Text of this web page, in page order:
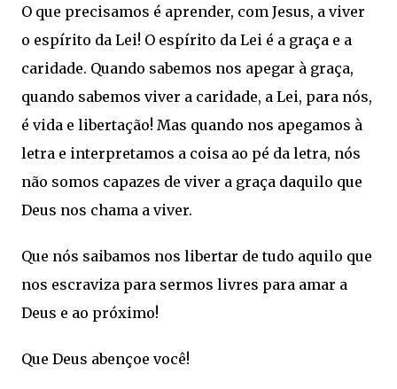
O que precisamos é aprender, com Jesus, a viver
o espírito da Lei! O espírito da Lei é a graça e a
caridade. Quando sabemos nos apegar à graça,
quando sabemos viver a caridade, a Lei, para nós,
é vida e libertação! Mas quando nos apegamos à
letra e interpretamos a coisa ao pé da letra, nós
não somos capazes de viver a graça daquilo que
Deus nos chama a viver.
Que nós saibamos nos libertar de tudo aquilo que
nos escraviza para sermos livres para amar a
Deus e ao próximo!
Que Deus abençoe você!